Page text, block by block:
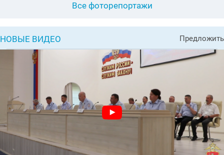
Все фоторепортажи
НОВЫЕ ВИДЕО Предложить